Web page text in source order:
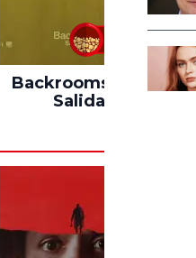
Backrooms: Sin
Salida